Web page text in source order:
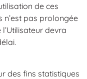
de ces
n’est pas prolongée
devra
des fins statistiques